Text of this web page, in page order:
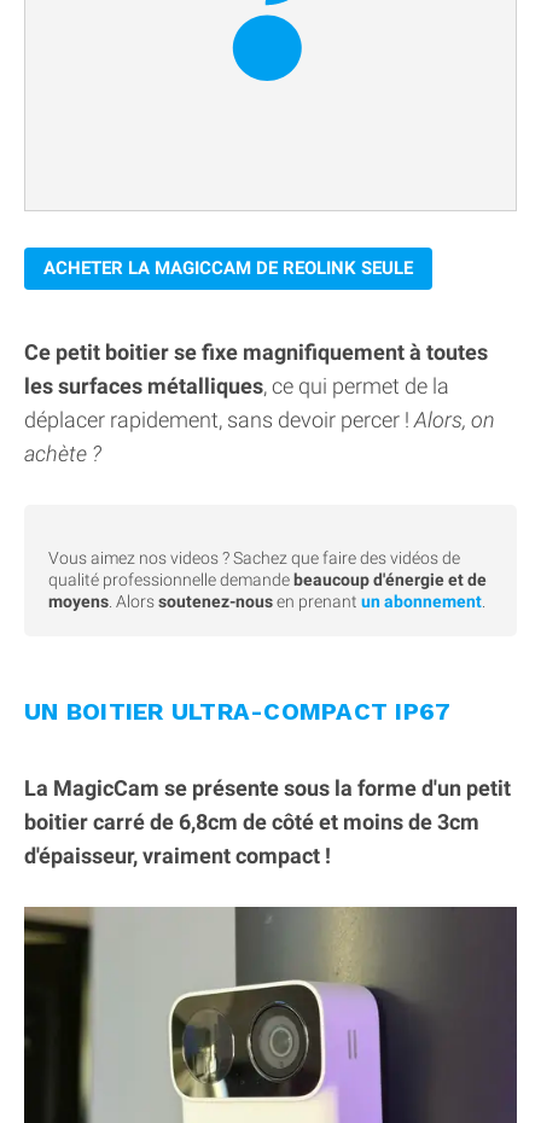
ACHETER LA MAGICCAM DE REOLINK SEULE
Ce petit boitier se fixe magnifiquement à toutes
les surfaces métalliques, ce qui permet de la
déplacer rapidement, sans devoir percer ! Alors, on
achète ?
Vous aimez nos videos ? Sachez que faire des vidéos de
qualité professionnelle demande beaucoup d'énergie et de
moyens . Alorssoutenez-nousen prenant un abonnement
UN BOITIER ULTRA-COMPACT IP67
La MagicCam se présente sous la forme d'un petit
boitier carré de 6,8cm de côté et moins de 3cm
d'épaisseur, vraiment compact !